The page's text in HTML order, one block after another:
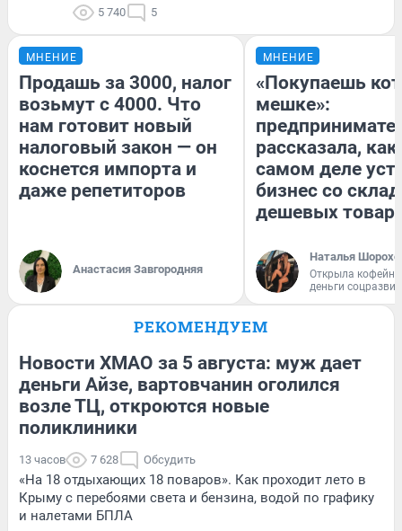
5 740 5
МНЕНИЕ
Продашь за 3000, налог
возьмут с 4000. Что
нам готовит новый
налоговый закон — он
коснется импорта и
даже репетиторов
Анастасия Завгородняя
МНЕНИЕ
«Покупаешь
мешке»:
рассказала, как
самом деле
бизнес со
дешевых
Наталья
Открыла
деньги
РЕКОМЕНДУЕМ
Новости ХМАО за 5 августа: муж дает
деньги Айзе, вартовчанин оголился
возле ТЦ, откроются новые
поликлиники
13 часов 7 628 Обсудить
«На 18 отдыхающих 18 поваров». Как проходит лето в
Крыму с перебоями света и бензина, водой по графику
и налетами БПЛА